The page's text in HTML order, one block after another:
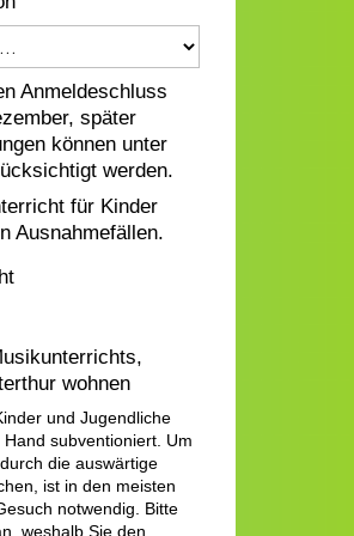
Anmeldeschluss
später
können unter
werden.
für Kinder
Ausnahmefällen.
wohnen
und Jugendliche
subventioniert. Um
die auswärtige
ist in den meisten
notwendig. Bitte
weshalb Sie den